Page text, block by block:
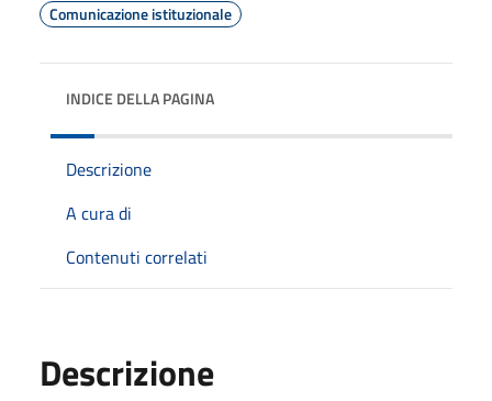
Comunicazione istituzionale
INDICE DELLA PAGINA
Descrizione
A cura di
Contenuti correlati
Descrizione